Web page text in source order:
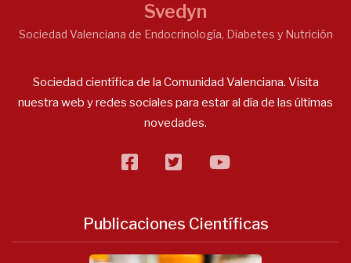
Svedyn
Sociedad Valenciana de Endocrinología, Diabetes y Nutrición
Sociedad científica de la Comunidad Valenciana. Visita
nuestra web y redes sociales para estar al día de las últimas
novedades.
facebooktwitterflickr
Publicaciones Científicas